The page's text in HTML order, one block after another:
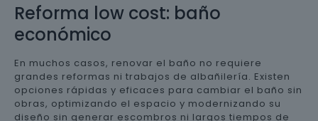
Reforma low cost: baño
económico
En muchos casos, renovar el baño no requiere
grandes reformas ni trabajos de albañilería. Existen
opciones rápidas y eficaces para cambiar el baño sin
obras, optimizando el espacio y modernizando su
diseño sin generar escombros ni largos tiempos de